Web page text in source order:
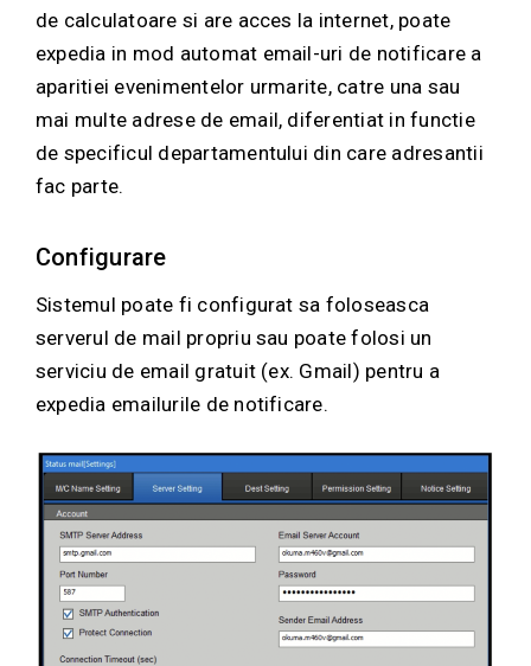
de calculatoare si are acces la internet, poate
expedia in mod automat email-uri de notificare a
aparitiei evenimentelor urmarite, catre una sau
mai multe adrese de email, diferentiat in functie
de specificul departamentului din care adresantii
fac parte.
Configurare
Sistemul poate fi configurat sa foloseasca
serverul de mail propriu sau poate folosi un
serviciu de email gratuit (ex. Gmail) pentru a
expedia emailurile de notificare.